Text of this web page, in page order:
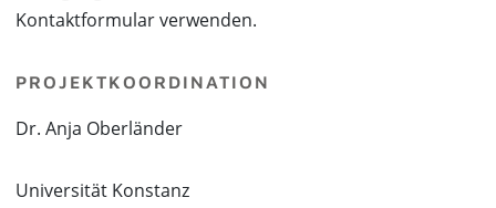
Kontaktformular verwenden.
PROJEKTKOORDINATION
Dr. Anja Oberländer
Universität Konstanz